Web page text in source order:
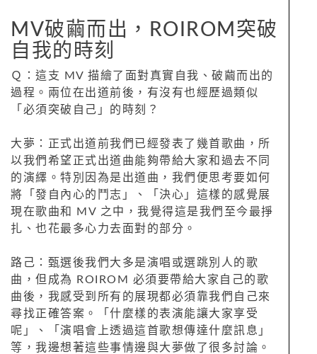
MV破繭而出，ROIROM突破
自我的時刻
Ｑ：這支 MV 描繪了面對真實自我、破繭而出的
過程。兩位在出道前後，有沒有也經歷過類似
「必須突破自己」的時刻？
大夢：正式出道前我們已經發表了幾首歌曲，所
以我們希望正式出道曲能夠帶給大家和過去不同
的演繹。特別因為是出道曲，我們便思考要如何
將「發自內心的鬥志」、「決心」這樣的感覺展
現在歌曲和 MV 之中，我覺得這是我們至今最掙
扎、也花最多心力去面對的部分。
路己：甄選後我們大多是演唱或選跳別人的歌
曲，但成為 ROIROM 必須要帶給大家自己的歌
曲後，我感受到所有的展現都必須靠我們自己來
尋找正確答案。「什麼樣的表演能讓大家享受
呢」、「演唱會上透過這首歌想傳達什麼訊息」
等，我邊想著這些事情邊與大夢做了很多討論。